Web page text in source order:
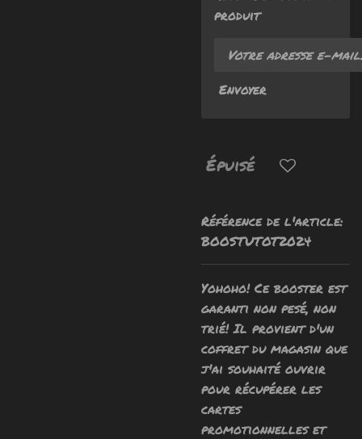
produit
Envoyer
Épuisé
Référence de l'article:
BOOSTUTOT2024
Yohoho! Ce booster est
garanti non pesé, non
trié! Il provient d'un
coffret du magasin que
j'ai souhaité ouvrir
pour récupérer les
cartes
promotionnelles et